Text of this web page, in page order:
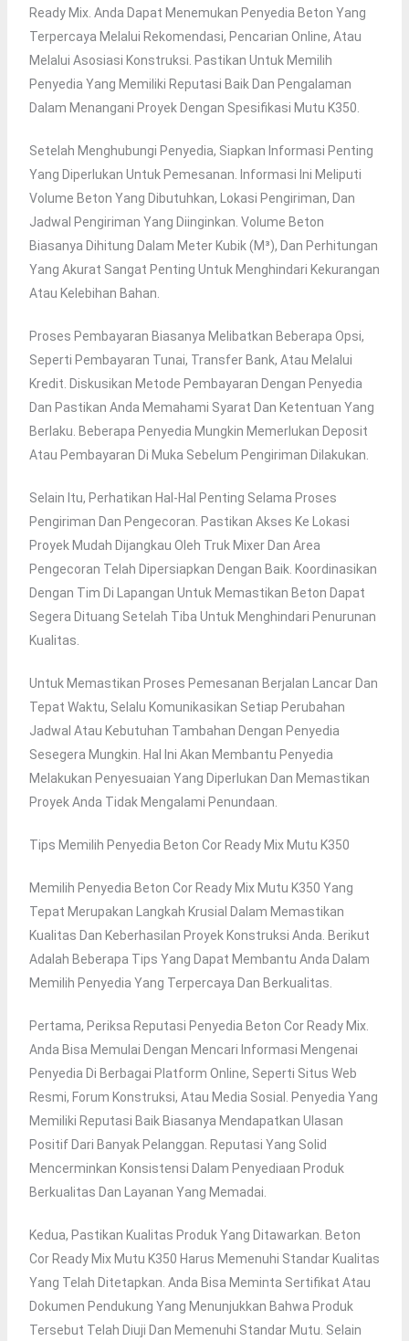
Ready Mix. Anda Dapat Menemukan Penyedia Beton Yang
Terpercaya Melalui Rekomendasi, Pencarian Online, Atau
Melalui Asosiasi Konstruksi. Pastikan Untuk Memilih
Penyedia Yang Memiliki Reputasi Baik Dan Pengalaman
Dalam Menangani Proyek Dengan Spesifikasi Mutu K350.
Setelah Menghubungi Penyedia, Siapkan Informasi Penting
Yang Diperlukan Untuk Pemesanan. Informasi Ini Meliputi
Volume Beton Yang Dibutuhkan, Lokasi Pengiriman, Dan
Jadwal Pengiriman Yang Diinginkan. Volume Beton
Biasanya Dihitung Dalam Meter Kubik (m³), Dan Perhitungan
Yang Akurat Sangat Penting Untuk Menghindari Kekurangan
Atau Kelebihan Bahan.
Proses Pembayaran Biasanya Melibatkan Beberapa Opsi,
Seperti Pembayaran Tunai, Transfer Bank, Atau Melalui
Kredit. Diskusikan Metode Pembayaran Dengan Penyedia
Dan Pastikan Anda Memahami Syarat Dan Ketentuan Yang
Berlaku. Beberapa Penyedia Mungkin Memerlukan Deposit
Atau Pembayaran Di Muka Sebelum Pengiriman Dilakukan.
Selain Itu, Perhatikan Hal-Hal Penting Selama Proses
Pengiriman Dan Pengecoran. Pastikan Akses Ke Lokasi
Proyek Mudah Dijangkau Oleh Truk Mixer Dan Area
Pengecoran Telah Dipersiapkan Dengan Baik. Koordinasikan
Dengan Tim Di Lapangan Untuk Memastikan Beton Dapat
Segera Dituang Setelah Tiba Untuk Menghindari Penurunan
Kualitas.
Untuk Memastikan Proses Pemesanan Berjalan Lancar Dan
Tepat Waktu, Selalu Komunikasikan Setiap Perubahan
Jadwal Atau Kebutuhan Tambahan Dengan Penyedia
Sesegera Mungkin. Hal Ini Akan Membantu Penyedia
Melakukan Penyesuaian Yang Diperlukan Dan Memastikan
Proyek Anda Tidak Mengalami Penundaan.
Tips Memilih Penyedia Beton Cor Ready Mix Mutu K350
Memilih Penyedia Beton Cor Ready Mix Mutu K350 Yang
Tepat Merupakan Langkah Krusial Dalam Memastikan
Kualitas Dan Keberhasilan Proyek Konstruksi Anda. Berikut
Adalah Beberapa Tips Yang Dapat Membantu Anda Dalam
Memilih Penyedia Yang Terpercaya Dan Berkualitas.
Pertama, Periksa Reputasi Penyedia Beton Cor Ready Mix.
Anda Bisa Memulai Dengan Mencari Informasi Mengenai
Penyedia Di Berbagai Platform Online, Seperti Situs Web
Resmi, Forum Konstruksi, Atau Media Sosial. Penyedia Yang
Memiliki Reputasi Baik Biasanya Mendapatkan Ulasan
Positif Dari Banyak Pelanggan. Reputasi Yang Solid
Mencerminkan Konsistensi Dalam Penyediaan Produk
Berkualitas Dan Layanan Yang Memadai.
Kedua, Pastikan Kualitas Produk Yang Ditawarkan. Beton
Cor Ready Mix Mutu K350 Harus Memenuhi Standar Kualitas
Yang Telah Ditetapkan. Anda Bisa Meminta Sertifikat Atau
Dokumen Pendukung Yang Menunjukkan Bahwa Produk
Tersebut Telah Diuji Dan Memenuhi Standar Mutu. Selain